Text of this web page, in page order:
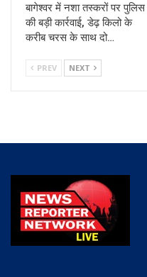
बागेश्वर में नशा तस्करों पर पुलिस
की बड़ी कार्रवाई, डेढ़ किलो के
करीब चरस के साथ दो…
PREV NEXT